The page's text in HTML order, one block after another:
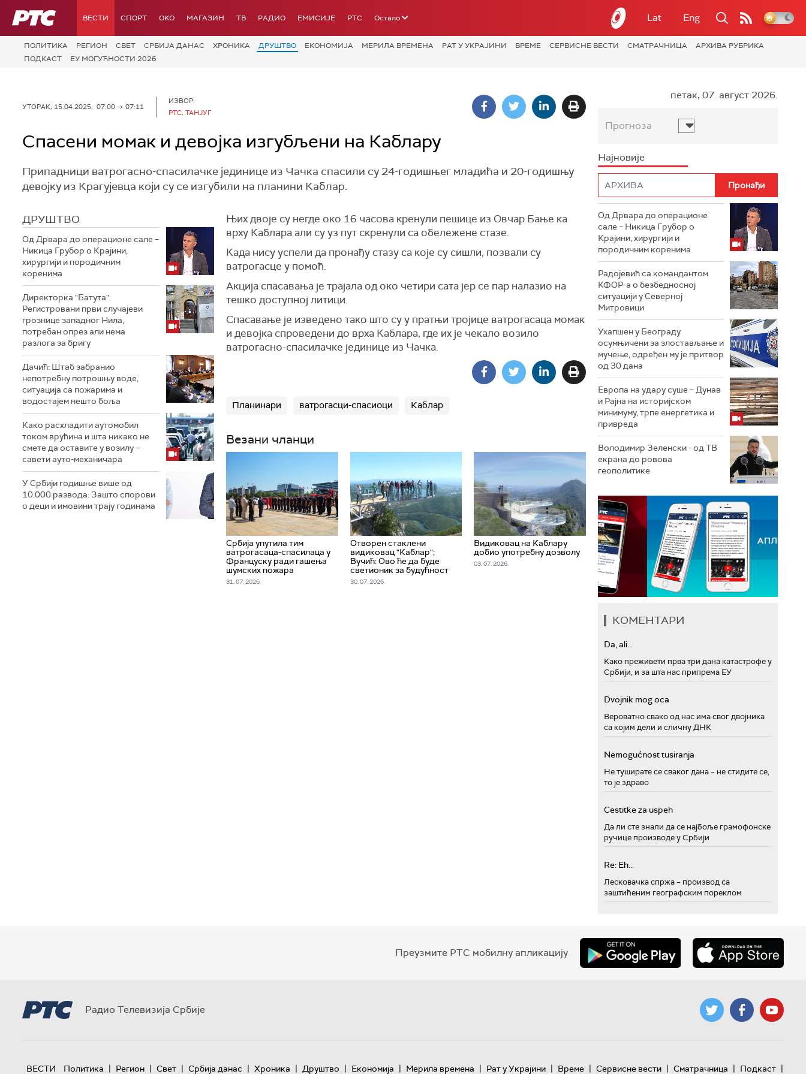
РТС ВЕСТИ СПОРТ OKO МАГАЗИН ТВ РАДИО ЕМИСИЈЕ РТС Остало Lat Eng
ПОЛИТИКА РЕГИОН СВЕТ СРБИЈА ДАНАС ХРОНИКА ДРУШТВО ЕКОНОМИЈА МЕРИЛА ВРЕМЕНА РАТ У УКРАЈИНИ ВРЕМЕ СЕРВИСНЕ ВЕСТИ СМАТРАЧНИЦА
АРХИВА РУБРИКА
ПОДКАСТ
ЕУ МОГУЋНОСТИ 2026
УТОРАК, 15.04.2025, 07:00 -> 07:11
ИЗВОР:
РТС, ТАНЈУГ
Спасени момак и девојка изгубљени на Каблару
Припадници ватрогасно-спасилачке јединице из Чачка спасили су 24-годишњег младића и 20-годишњу
девојку из Крагујевца који су се изгубили на планини Каблар.
ДРУШТВО
Од Дрвара до операционе сале –
Никица Грубор о Крајини,
хирургији и породичним
коренима
Директорка "Батута":
Регистровани први случајеви
грознице западног Нила,
потребан опрез али нема
разлога за бригу
Дачић: Штаб забранио
непотребну потрошњу воде,
ситуација са пожарима и
водостајем нешто боља
Како расхладити аутомобил
током врућина и шта никако не
смете да оставите у возилу –
савети ауто-механичара
У Србији годишње више од
10.000 развода: Зашто спорови
о деци и имовини трају годинама
Њих двоје су негде око 16 часова кренули пешице из Овчар Бање ка
врху Каблара али су уз пут скренули са обележене стазе.
Када нису успели да пронађу стазу са које су сишли, позвали су
ватрогасце у помоћ.
Акција спасавања је трајала од око четири сата јер се пар налазио на
тешко доступној литици.
Спасавање је изведено тако што су у пратњи тројице ватрогасаца момак
и девојка спроведени до врха Каблара, где их је чекало возило
ватрогасно-спасилачке јединице из Чачка.
Планинари ватрогасци-спасиоци Каблар
Везани чланци
Србија упутила тим
ватрогасаца-спасилаца у
Француску ради гашења
шумских пожара
31. 07. 2026.
Отворен стаклени
видиковац "Каблар";
Вучић: Ово ће да буде
светионик за будућност
30. 07. 2026.
Видиковац на Каблару
добио употребну дозволу
03. 07. 2026.
петак, 07. август 2026.
Прогноза
Најновије
Од Дрвара до операционе
сале – Никица Грубор о
Крајини, хирургији и
породичним коренима
Радојевић са командантом
КФОР-а о безбедносној
ситуацији у Северној
Митровици
Ухапшен у Београду
осумњичени за злостављање и
мучење, одређен му је притвор
од 30 дана
Европа на удару суше – Дунав
и Рајна на историјском
минимуму, трпе енергетика и
привреда
Володимир Зеленски - од ТВ
екрана до ровова
геополитике
КОМЕНТАРИ
Da, ali...
Како преживети прва три дана катастрофе у
Србији, и за шта нас припрема ЕУ
Dvojnik mog oca
Вероватно свако од нас има свог двојника
са којим дели и сличну ДНК
Nemogućnost tusiranja
Не туширате се сваког дана – не стидите се,
то је здраво
Cestitke za uspeh
Да ли сте знали да се најбоље грамофонске
ручице производе у Србији
Re: Eh...
Лесковачка спржа – производ са
заштићеним географским пореклом
Преузмите РТС мобилну апликацију
Радио Телевизија Србије
ВЕСТИ Политика | Регион | Свет | Србија данас | Хроника | Друштво | Економија | Мерила времена | Рат у Украјини | Време | Сервисне вести | Сматрачница | Подкаст |